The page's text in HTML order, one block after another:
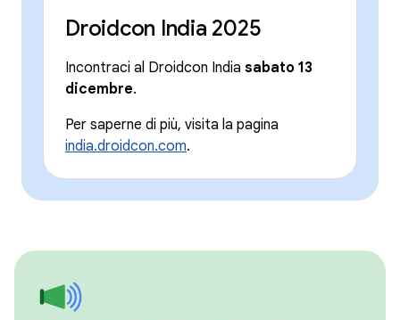
Droidcon India 2025
Incontraci al Droidcon India sabato 13
dicembre.
Per saperne di più, visita la pagina
india.droidcon.com.